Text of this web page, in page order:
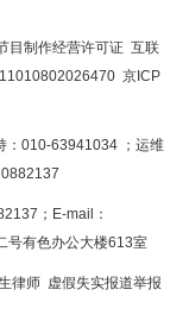
目制作经营许可证 互联
京ICP
：010-63941034 ；运维
；E-mail：
号有色办公大楼613室
律师 虚假失实报道举报